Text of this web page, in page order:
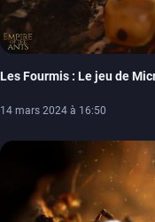
Les Fourmis : Le jeu de
14 mars 2024 à 16:50